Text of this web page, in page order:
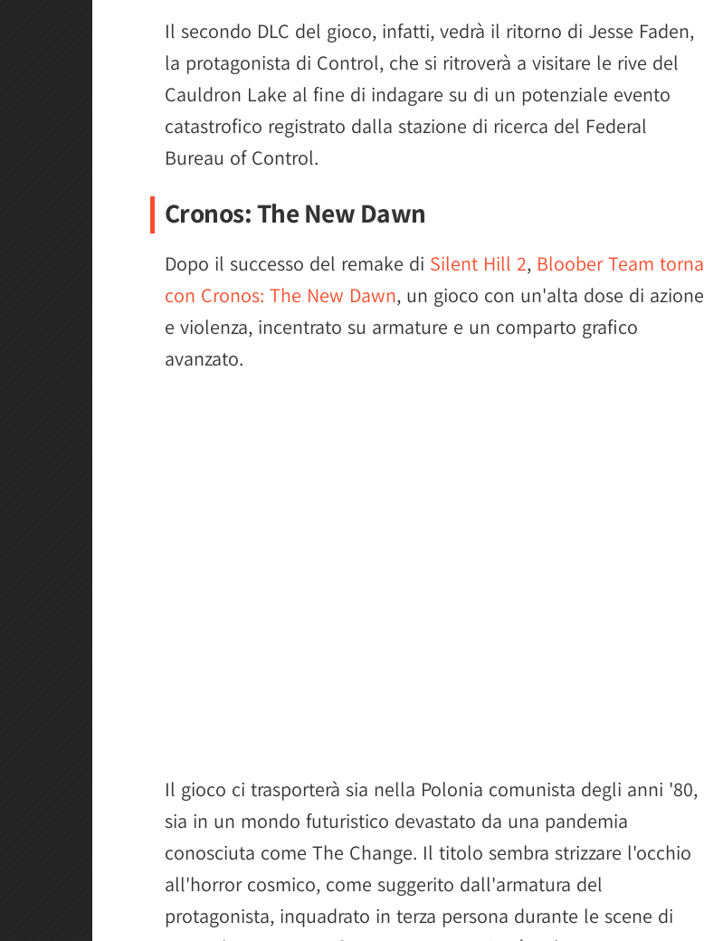
Il secondo DLC del gioco, infatti, vedrà il ritorno di Jesse Faden,
la protagonista di Control, che si ritroverà a visitare le rive del
Cauldron Lake al fine di indagare su di un potenziale evento
catastrofico registrato dalla stazione di ricerca del Federal
Bureau of Control.
Cronos: The New Dawn
Dopo il successo del remake di Silent Hill 2, Bloober Team torna
con Cronos: The New Dawn, un gioco con un'alta dose di azione
e violenza, incentrato su armature e un comparto grafico
avanzato.
Il gioco ci trasporterà sia nella Polonia comunista degli anni '80,
sia in un mondo futuristico devastato da una pandemia
conosciuta come The Change. Il titolo sembra strizzare l'occhio
all'horror cosmico, come suggerito dall'armatura del
protagonista, inquadrato in terza persona durante le scene di